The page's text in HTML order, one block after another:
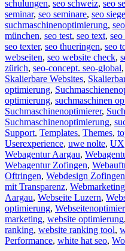
schulungen, seo schweiz, seo
seminar, seo seminare, seo
suchmaschinenoptimierung,
münchen, seo test, seo text, seo
seo texter, seo thueringen, seo
webseiten, seo website check,
zürich, seo-concept. seo-global,
Skalierbare Websites,
optimierung,
optimierung, suchmaschinen
Suchmaschinenoptimierer,
Suchmaschinenoptimierung,
Support, Templates, Themes,
Userexperience, uwe nolte, UX
Webagentur Aargau,
Webagentur Zofingen,
Oftringen, Webdesign Zofingen
mit Transparenz, Webmarketing
Aargau, Webseite Luzern,
optimierung,
marketing, website optimierung,
ranking, website ranking tool,
Performance, white hat seo,